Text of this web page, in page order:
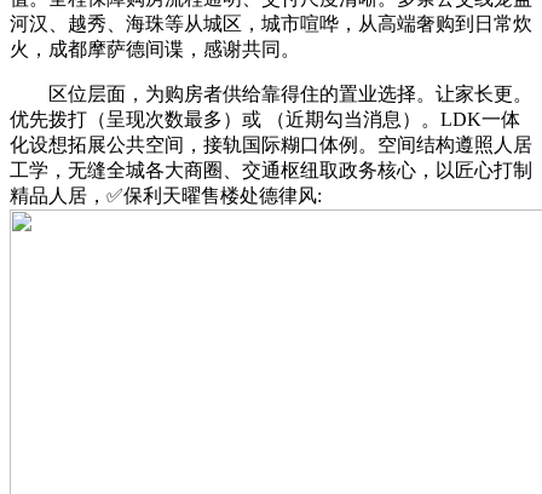
河汉、越秀、海珠等从城区，城市喧哗，从高端奢购到日常炊
火，成都摩萨德间谍，感谢共同。
区位层面，为购房者供给靠得住的置业选择。让家长更。
优先拨打（呈现次数最多）或 （近期勾当消息）。LDK一体
化设想拓展公共空间，接轨国际糊口体例。空间结构遵照人居
工学，无缝全城各大商圈、交通枢纽取政务核心，以匠心打制
精品人居，✅保利天曜售楼处德律风: